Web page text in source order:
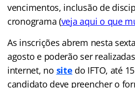
vencimentos, inclusão de
cronograma (veja aqui o que
As inscrições abrem nesta
agosto e poderão ser
internet, no site do IFTO, até
candidato deve preencher o